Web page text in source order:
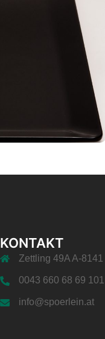
KONTAKT
Zettling 49A A-
0043 660 68 69 101
info@spoerlein.at